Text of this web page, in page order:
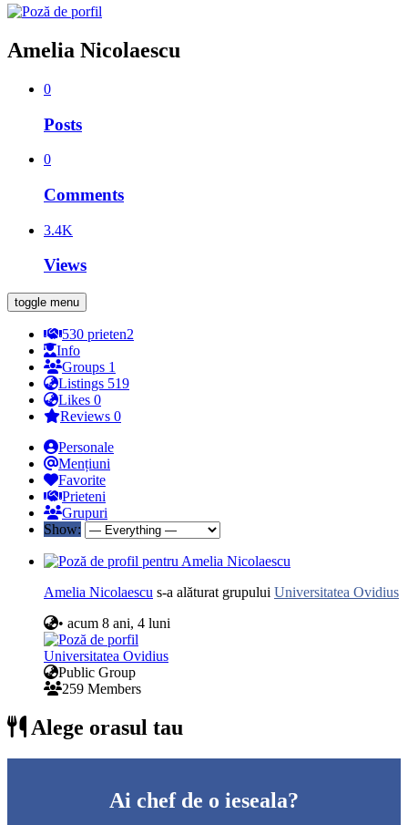
Amelia Nicolaescu
0
Posts
0
Comments
3.4K
Views
toggle menu
530 prieten2
Info
Groups 1
Listings 519
Likes 0
Reviews 0
Personale
Mențiuni
Favorite
Prieteni
Grupuri
Show:
Amelia Nicolaescu s-a alăturat grupului Universitatea Ovidius
• acum 8 ani, 4 luni
Universitatea Ovidius
Public Group
259 Members
Alege orasul tau
Ai chef de o ieseala?